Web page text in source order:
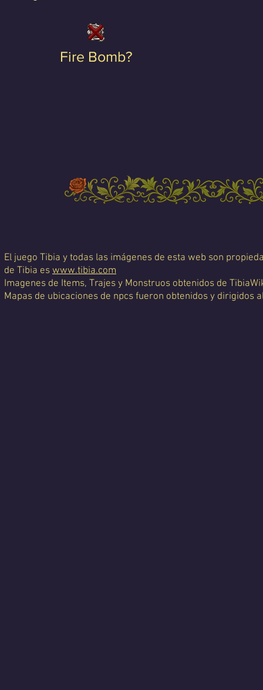
Fire Bomb?
El juego Tibia y todas las imágenes de esta web son
de Tibia es www.tibia.com
Imagenes de Items, Trajes y Monstruos obtenidos de
Mapas de ubicaciones de npcs fueron obtenidos y dirigidos